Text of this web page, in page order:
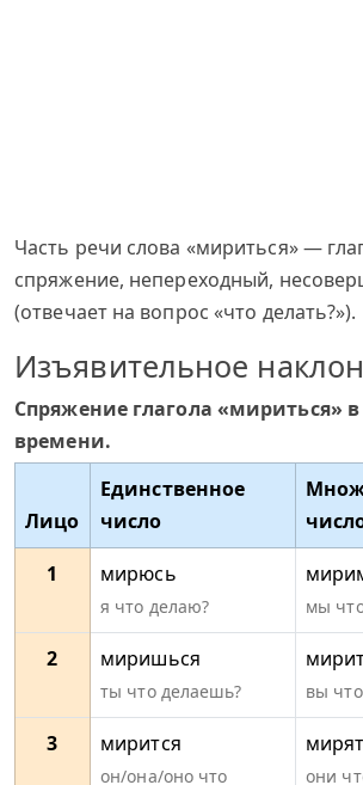
Часть речи слова «мириться» —
спряжение, непереходный,
(отвечает на вопрос «что делать?»).
Изъявительное
Спряжение глагола «мириться»
времени.
Лицо
Единственное
число
1
мирюсь
я что делаю? мы
2 миришься
ты что делаешь? вы
3 мирится
он/она/оно что
они